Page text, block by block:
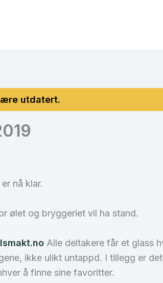
nå klar.
ølet og bryggeriet vil ha stand.
Alle deltakere får et glass
ikke ulikt untappd. I tillegg er
å finne sine favoritter.